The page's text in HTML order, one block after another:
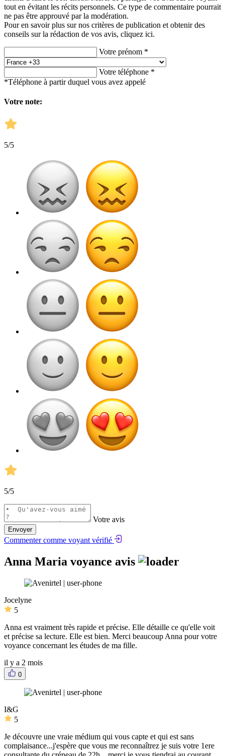
tout en évitant les récits personnels. Ce type de commentaire pourrait
ne pas être approuvé par la modération.
Pour en savoir plus sur nos critères de publication et obtenir des
conseils sur la rédaction de vos avis, cliquez ici.
Votre prénom *
Votre téléphone *
*Téléphone à partir duquel vous avez appelé
Votre note:
5/5
5/5
Votre avis
Envoyer
Commenter comme voyant vérifié
Anna Maria voyance avis
Jocelyne
5
Anna est vraiment très rapide et précise. Elle détaille ce qu'elle voit
et précise sa lecture. Elle est bien. Merci beaucoup Anna pour votre
voyance concernant les études de ma fille.
il y a 2 mois
0
I&G
5
Je découvre une vraie médium qui vous capte et qui est sans
complaisance...j'espère que vous me reconnaîtrez je suis votre 1ere